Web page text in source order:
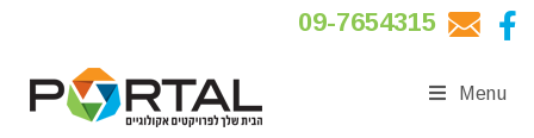
09-7654315
Menu